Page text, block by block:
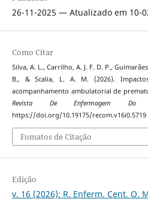
26-11-2025 — Atualizado em 10-
Como Citar
Silva, A. L., Carrilho, A. J. F. D. P.,
B., & Scalia, L. A. M. (2026).
acompanhamento ambulatorial de
Revista De Enfermagem Do
https://doi.org/10.19175/recom.v16i0.5719
Fomatos de Citação
Edição
v. 16 (2026): R. Enferm. Cent. O.